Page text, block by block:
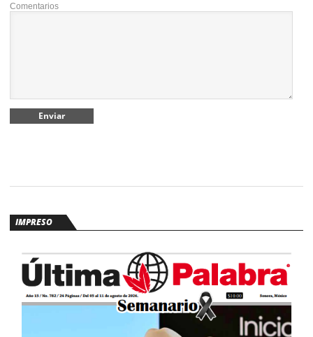
Comentarios
IMPRESO